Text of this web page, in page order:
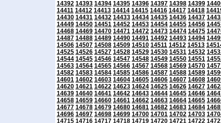
14392 14393 14394 14395 14396 14397 14398 14399
14411 14412 14413 14414 14415 14416 14417 14418
14430 14431 14432 14433 14434 14435 14436 14437
14449 14450 14451 14452 14453 14454 14455 14456
14468 14469 14470 14471 14472 14473 14474 14475
14487 14488 14489 14490 14491 14492 14493 14494
14506 14507 14508 14509 14510 14511 14512 14513
14525 14526 14527 14528 14529 14530 14531 14532
14544 14545 14546 14547 14548 14549 14550 14551
14563 14564 14565 14566 14567 14568 14569 14570
14582 14583 14584 14585 14586 14587 14588 14589
14601 14602 14603 14604 14605 14606 14607 14608
14620 14621 14622 14623 14624 14625 14626 14627
14639 14640 14641 14642 14643 14644 14645 14646
14658 14659 14660 14661 14662 14663 14664 14665
14677 14678 14679 14680 14681 14682 14683 14684
14696 14697 14698 14699 14700 14701 14702 14703
14715 14716 14717 14718 14719 14720 14721 14722